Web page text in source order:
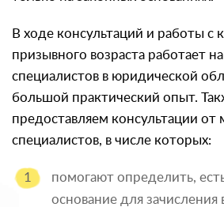
В ходе консультаций и работы с
призывного возраста работает
специалистов в юридической
большой практический опыт.
предоставляем консультации от
специалистов, в числе которых:
помогают определить,
основание для зачисления